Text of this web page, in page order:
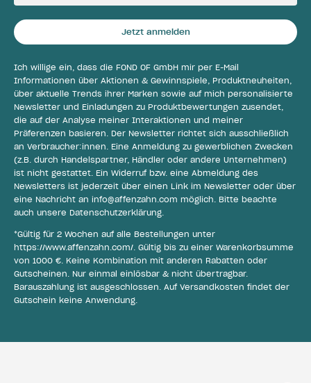
Jetzt anmelden
Ich willige ein, dass die FOND OF GmbH mir per E-Mail
Informationen über Aktionen & Gewinnspiele, Produktneuheiten,
über aktuelle Trends ihrer Marken sowie auf mich personalisierte
Newsletter und Einladungen zu Produktbewertungen zusendet,
die auf der Analyse meiner Interaktionen und meiner
Präferenzen basieren. Der Newsletter richtet sich ausschließlich
an Verbraucher:innen. Eine Anmeldung zu gewerblichen Zwecken
(z.B. durch Handelspartner, Händler oder andere Unternehmen)
ist nicht gestattet. Ein Widerruf bzw. eine Abmeldung des
Newsletters ist jederzeit über einen Link im Newsletter oder über
eine Nachricht an info@affenzahn.com möglich. Bitte beachte
auch unsere Datenschutzerklärung.
*Gültig für 2 Wochen auf alle Bestellungen unter
https://www.affenzahn.com/. Gültig bis zu einer Warenkorbsumme
von 1000 €. Keine Kombination mit anderen Rabatten oder
Gutscheinen. Nur einmal einlösbar & nicht übertragbar.
Barauszahlung ist ausgeschlossen. Auf Versandkosten findet der
Gutschein keine Anwendung.